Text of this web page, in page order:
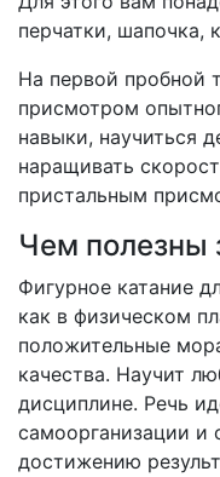
перчатки, шапочка,
На первой пробной
присмотром
навыки, научиться
наращивать
пристальным
Чем полезны
Фигурное катание
как в физическом
положительные
качества. Научит
дисциплине. Речь
самоорганизации и
достижению